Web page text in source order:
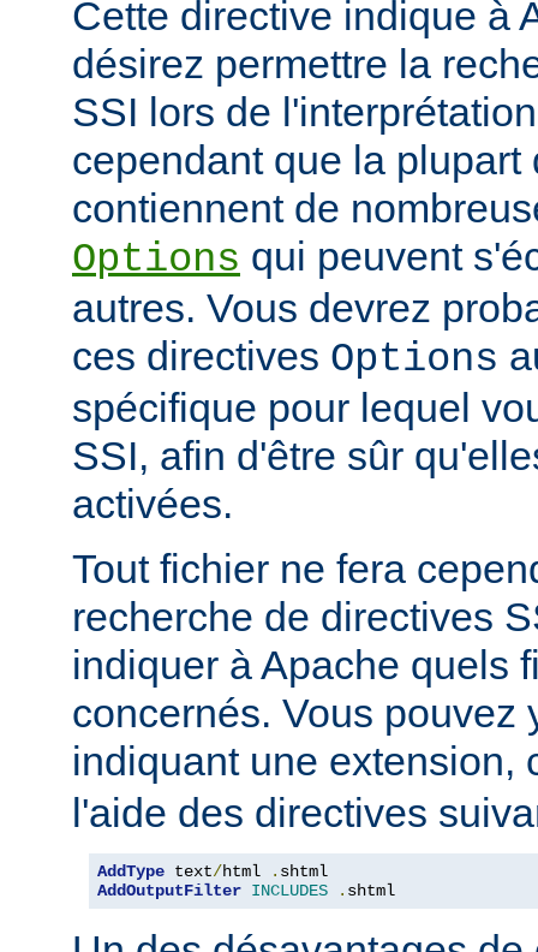
Cette directive indique à
désirez permettre la
SSI lors de
cependant que la
contiennent de
Options qui peuvent
autres. Vous devrez
ces directives Options
spécifique pour lequel
SSI, afin d'être sûr
activées.
Tout fichier ne fera
recherche de directives
indiquer à Apache quels
concernés. Vous pouvez
indiquant une extension,
l'aide des directives
AddType text/html .
AddOutputFilter INCLUDES . shtml